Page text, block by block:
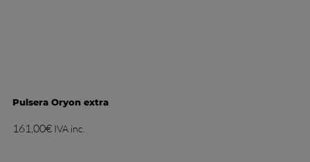
Pulsera Oryon extra
161,00€ IVA inc.